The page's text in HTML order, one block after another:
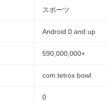
スポーツ
Android 0 and up
590,000,000+
com.tetrox.bowl
0